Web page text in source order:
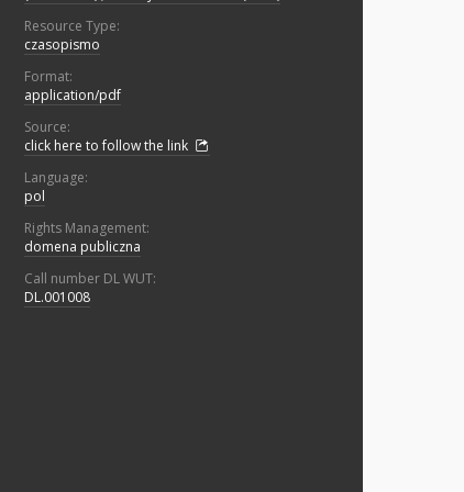
Resource Type:
czasopismo
Format:
application/pdf
Source:
click here to follow the link
Language:
pol
Rights Management:
domena publiczna
Call number DL WUT:
DL.001008